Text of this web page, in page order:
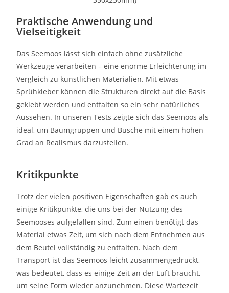
Praktische Anwendung und
Vielseitigkeit
Das Seemoos lässt sich einfach ohne zusätzliche
Werkzeuge verarbeiten – eine enorme Erleichterung im
Vergleich zu künstlichen Materialien. Mit etwas
Sprühkleber können die Strukturen direkt auf die Basis
geklebt werden und entfalten so ein sehr natürliches
Aussehen. In unseren Tests zeigte sich das Seemoos als
ideal, um Baumgruppen und Büsche mit einem hohen
Grad an Realismus darzustellen.
Kritikpunkte
Trotz der vielen positiven Eigenschaften gab es auch
einige Kritikpunkte, die uns bei der Nutzung des
Seemooses aufgefallen sind. Zum einen benötigt das
Material etwas Zeit, um sich nach dem Entnehmen aus
dem Beutel vollständig zu entfalten. Nach dem
Transport ist das Seemoos leicht zusammengedrückt,
was bedeutet, dass es einige Zeit an der Luft braucht,
um seine Form wieder anzunehmen. Diese Wartezeit